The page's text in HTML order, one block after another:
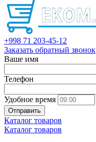
+998 71 203-45-12
Заказать обратный звонок
Ваше имя
Телефон
Удобное время
Отправить
Каталог товаров
Каталог товаров